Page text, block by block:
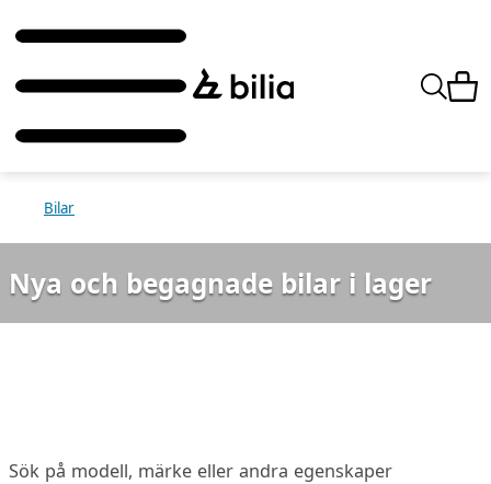
Bilar
Nya och begagnade bilar i lager
Sök på modell, märke eller andra egenskaper